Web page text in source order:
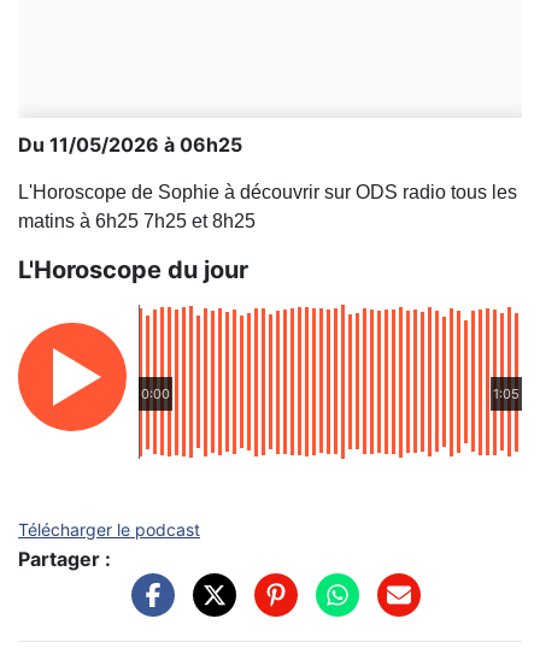
Du 11/05/2026 à 06h25
L'Horoscope de Sophie à découvrir sur ODS radio tous les
matins à 6h25 7h25 et 8h25
L'Horoscope du jour
0:00 1:05
Télécharger le podcast
Partager :